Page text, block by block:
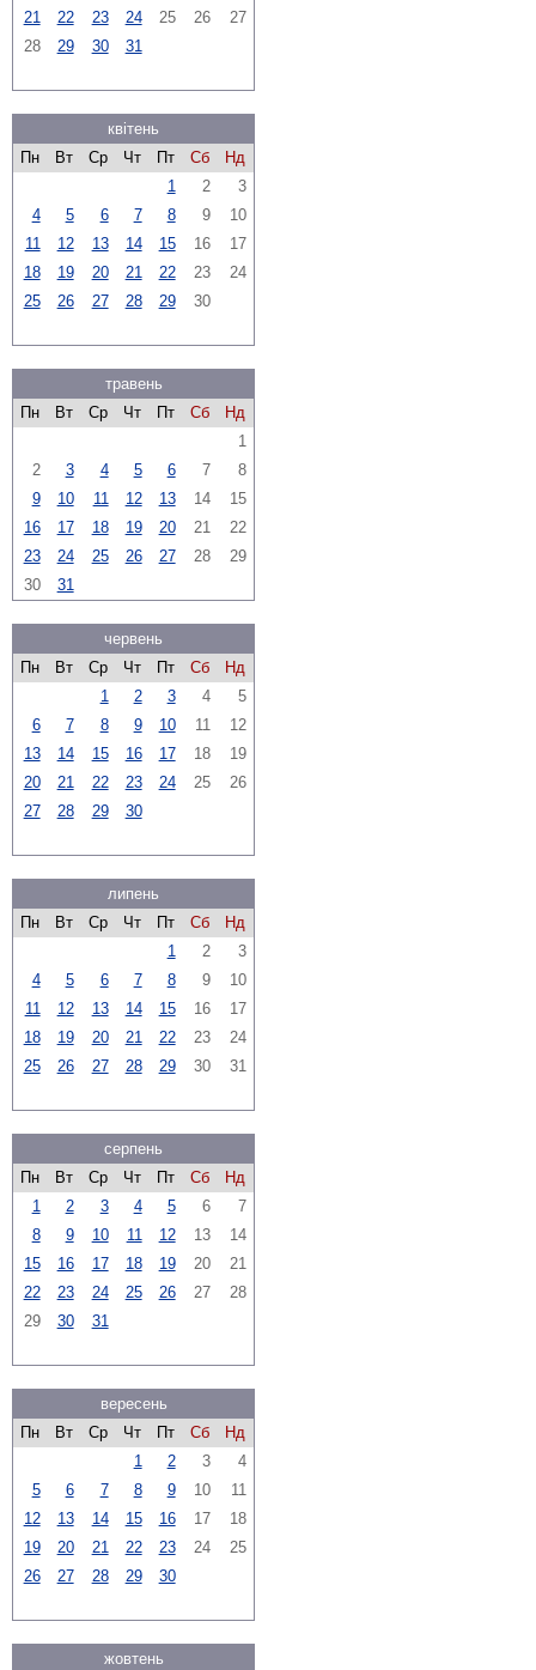
21
22 23 24 25 26
27
28
29 30 31
квітень
Пн
Вт Ср Чт Пт Сб
Нд
1
2
3
4
5 6 7 8 9
10
11
12 13 14 15 16
17
18
19 20 21 22 23
24
25
26 27 28 29 30
травень
Пн
Вт Ср Чт Пт Сб
Нд
1
2
3 4 5 6 7
8
9
10 11 12 13 14
15
16
17 18 19 20 21
22
23
24 25 26 27 28
29
30
31
червень
Пн
Вт Ср Чт Пт Сб
Нд
1
2 3 4
5
6
7 8 9 10 11
12
13
14 15 16 17 18
19
20
21 22 23 24 25
26
27
28 29 30
липень
Пн
Вт Ср Чт Пт Сб
Нд
1
2
3
4
5 6 7 8 9
10
11
12 13 14 15 16
17
18
19 20 21 22 23
24
25
26 27 28 29 30 31
серпень
Пн
Вт Ср Чт Пт Сб
Нд
1
2 3 4 5 6
7
8
9 10 11 12 13
14
15
16 17 18 19 20
21
22
23 24 25 26 27
28
29
30 31
вересень
Пн
Вт Ср Чт Пт Сб
Нд
1
2 3
4
5
6 7 8 9 10
11
12
13 14 15 16 17
18
19
20 21 22 23 24
25
26
27 28 29 30
жовтень